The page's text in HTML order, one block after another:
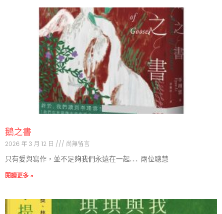
鵝之書
2026 年 3 月 12 日 尚無留言
只有愛與寫作，並不足夠我們永遠在一起…… 兩位聰慧
閱讀更多 »